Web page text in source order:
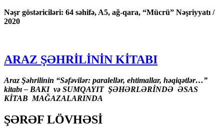
Nəşr göstəriciləri: 64 səhifə, A5, ağ-qara, “Mücrü” Nəşriyyatı /
2020
ARAZ ŞƏHRİLİNİN KİTABI
Araz Şəhrilinin “Səfəvilər: paralellər, ehtimallar, həqiqətlər…”
kitabı – BAKI və SUMQAYIT ŞƏHƏRLƏRİNDƏ ƏSAS
KİTAB MAĞAZALARINDA
ŞƏRƏF LÖVHƏSİ